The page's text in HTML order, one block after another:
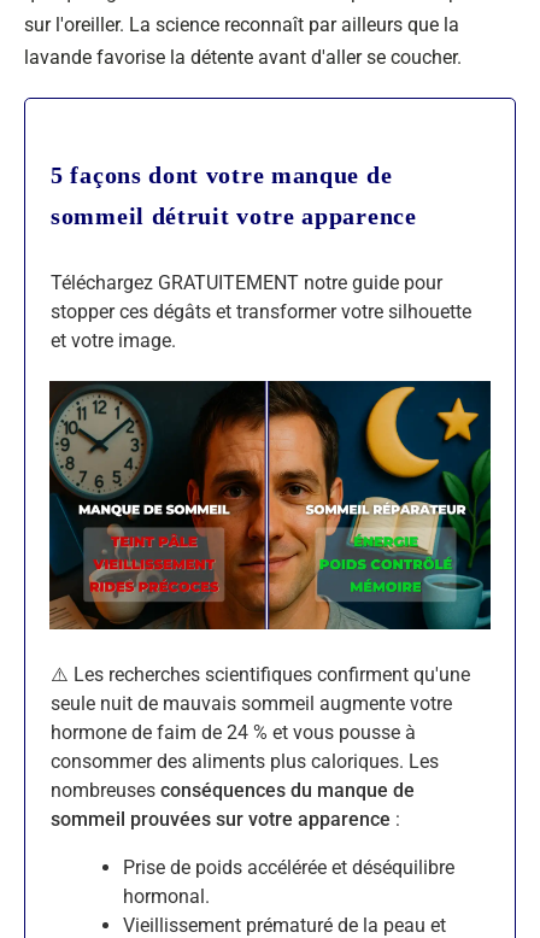
sur l'oreiller. La science reconnaît par ailleurs que la
lavande favorise la détente avant d'aller se coucher.
5 façons dont votre manque de
sommeil détruit votre apparence
Téléchargez GRATUITEMENT notre guide pour
stopper ces dégâts et transformer votre silhouette
et votre image.
⚠️ Les recherches scientifiques confirment qu'une
seule nuit de mauvais sommeil augmente votre
hormone de faim de 24 % et vous pousse à
consommer des aliments plus caloriques. Les
nombreuses conséquences du manque de
sommeil prouvées sur votre apparence :
Prise de poids accélérée et déséquilibre
hormonal.
Vieillissement prématuré de la peau et